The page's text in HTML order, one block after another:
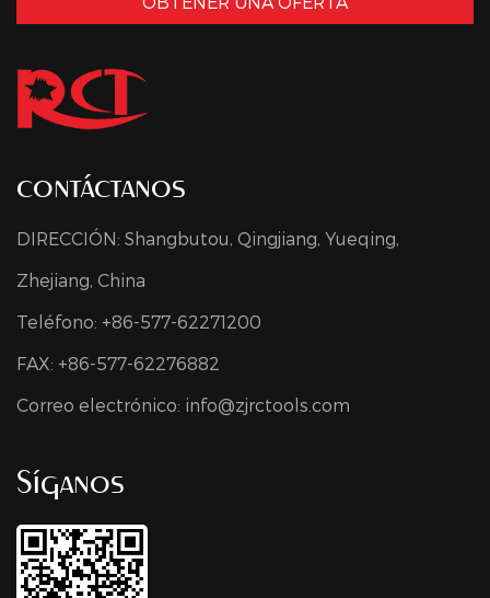
contáctanos
DIRECCIÓN: Shangbutou, Qingjiang, Yueqing,
Zhejiang, China
Teléfono: +86-577-62271200
FAX: +86-577-62276882
Correo electrónico: info@zjrctools.com
Síganos